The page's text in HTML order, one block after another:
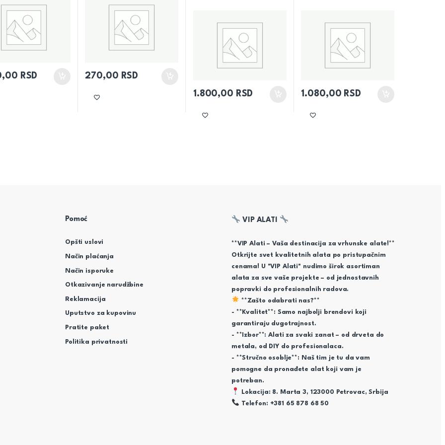
RSD 270,00 RSD
1.800,00 RSD 1.080,00 RSD
Pomoć
Opšti uslovi
Način plaćanja
Način isporuke
Otkazivanje narudžbine
Reklamacija
Uputstvo za kupovinu
Pratite paket
Politika privatnosti
VIP ALATI
**VIP Alati – Vaša destinacija za vrhunske alate!**
Otkrijte svet kvalitetnih alata po pristupačnim
cenama! U "VIP Alati" nudimo širok asortiman
alata za sve vaše projekte – od jednostavnih
popravki do profesionalnih radova.
**Zašto odabrati nas?**
- **Kvalitet**: Samo najbolji brendovi koji
garantiraju dugotrajnost.
- **Izbor**: Alati za svaki zanat – od drveta do
metala, od DIY do profesionalaca.
- **Stručno osoblje**: Naš tim je tu da vam
pomogne da pronađete alat koji vam je
potreban.
Lokacija: 8. Marta 3, 123000 Petrovac, Srbija
Telefon: +381 65 878 68 50